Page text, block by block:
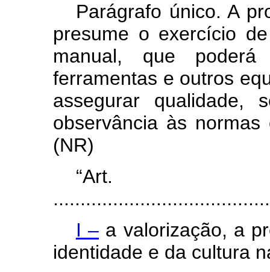
Parágrafo único. A
presume o exercício
manual, que
ferramentas e outros
assegurar qualidade,
observância às normas
(NR)
I – a valorização, a
identidade e da cultura